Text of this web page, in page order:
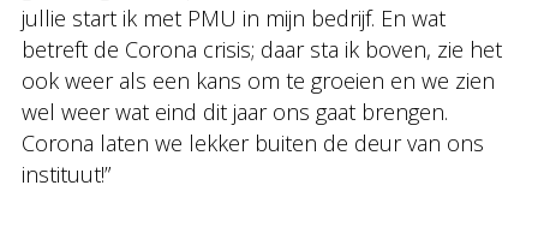
jullie start ik met PMU in mijn bedrijf. En wat
betreft de Corona crisis; daar sta ik boven, zie het
ook weer als een kans om te groeien en we zien
wel weer wat eind dit jaar ons gaat brengen.
Corona laten we lekker buiten de deur van ons
instituut!”